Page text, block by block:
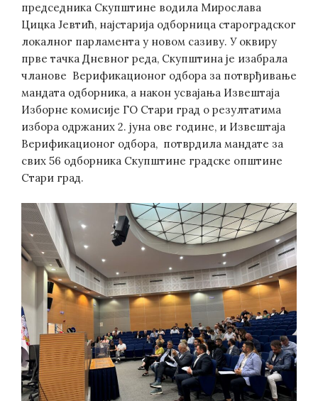
председника Скупштине водила Мирослава
Цицка Јевтић, најстарија одборница староградског
локалног парламента у новом сазиву. У оквиру
прве тачка Дневног реда, Скупштина је изабрала
чланове Верификационог одбора за потврђивање
мандата одборника, а након усвајања Извештаја
Изборне комисије ГО Стари град о резултатима
избора одржаних 2. јуна ове године, и Извештаја
Верификационог одбора, потврдила мандате за
свих 56 одборника Скупштине градске општине
Стари град.